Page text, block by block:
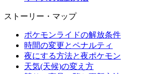
ストーリー・マップ
ポケモンライドの解放条件
時間の変更とペナルティ
夜にする方法と夜ポケモン
天気(天候)の変え方